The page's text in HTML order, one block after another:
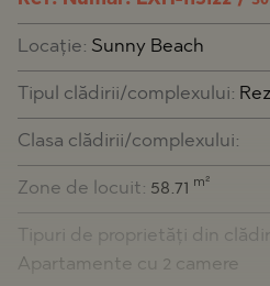
Locaţie: Sunny Beach
Tipul clădirii/complexului:
Clasa clădirii/complexului:
Zone de locuit: 58.71 m²
Tipuri de proprietăți din
Apartamente cu 2 camere